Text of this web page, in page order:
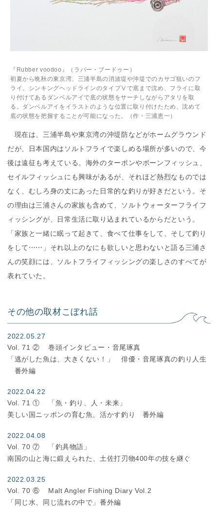
『Rubber voodoo』（ラバー・ブードゥー）
初夏から晩秋の東京湾、三浦半島の消波堤や沖堤でのカサゴ狙いのフ
ライ。シンキングヘッドラインのタイプⅤで底まで沈め、フライに取
り付けてあるダンベルアイで底の状態をサーチしながらアタリを取
る。ダンベルアイをイラストのような位置に取り付けたため、沈めて
底の状態を把握することが可能になった。（作・三浦恵一）
現在は、三浦半島や東京湾の沖堤防などがホームグラウンド
だが、日本国内はソルトフライで楽しめる場所が多いので、今
後は遠征も考えている。海外のターポンやボーンフィッシュ、
セイルフィッシュにも興味があるが、それほど熱烈なものでは
なく、むしろ身の丈にあった日常的な釣りが好きだという。そ
の理由は三浦さんの家族も含めて、ソルトウォーターフライフ
ィッシングが、日常生活に取り込まれているからだという。
「家族と一緒に眠って起きて、食べて仕事をして、そして釣り
をして⋯⋯」それ以上のなにも欲しいと思わないと語る三浦さ
んの笑顔には、ソルトフライフィッシングの楽しさのすべてが
表れていた。
その他の取材こぼれ話
2022.05.27
Vol. 71 ②
巻頭インタビュー・音尾琢真
「逃がした魚は、大きくない！」 俳優・音尾琢真の釣り人生
番外編
2022.04.22
Vol. 71 ①
「魚・釣り、人・未来」
美しい国ニッポンの育む魚、活かす釣り 番外編
2022.04.08
Vol. 70 ⑦
「釣具物語」
南国の山と海に鍛えられた、土佐打刃物400年の技を継ぐ
2022.03.25
Vol. 70 ⑥
Malt Angler Fishing Diary Vol.2
「同じ水、同じ流れの中で」番外編